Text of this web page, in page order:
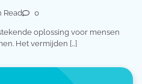
Read 0
oplossing voor mensen
Het vermijden […]